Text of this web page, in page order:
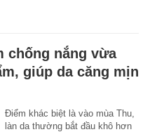
chống nắng vừa
giúp da căng mịn
Điểm khác biệt là vào mùa Thu,
làn da thường bắt đầu khô hơn